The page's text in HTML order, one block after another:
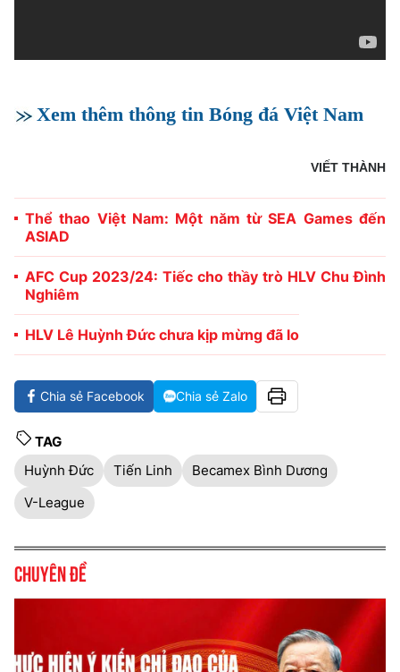
Xem thêm thông tin Bóng đá Việt Nam
VIẾT THÀNH
Thể thao Việt Nam: Một năm từ SEA Games đến
ASIAD
AFC Cup 2023/24: Tiếc cho thầy trò HLV Chu Đình
Nghiêm
HLV Lê Huỳnh Đức chưa kịp mừng đã lo
Chia sẻ Facebook Chia sẻ Zalo
TAG
Huỳnh Đức
Tiến Linh
Becamex Bình Dương
V-League
Chuyên đề